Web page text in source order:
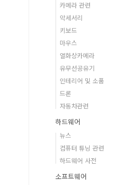
카메라 관련
악세서리
키보드
마우스
열화상카메라
유무선공유기
인테리어 및 소품
드론
자동차관련
하드웨어
뉴스
컴퓨터 튜닝 관련
하드웨어 사전
소프트웨어